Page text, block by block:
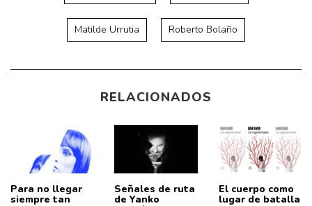
Matilde Urrutia Roberto Bolaño
RELACIONADOS
Para no llegar
siempre tan
Señales de ruta
de Yanko
El cuerpo como
lugar de batalla